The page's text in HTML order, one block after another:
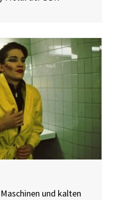
und kalten